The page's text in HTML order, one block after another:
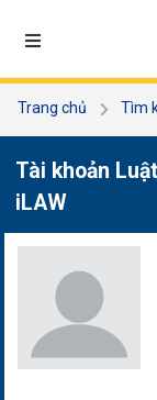
Trang chủ Tìm
Tài khoản
iLAW